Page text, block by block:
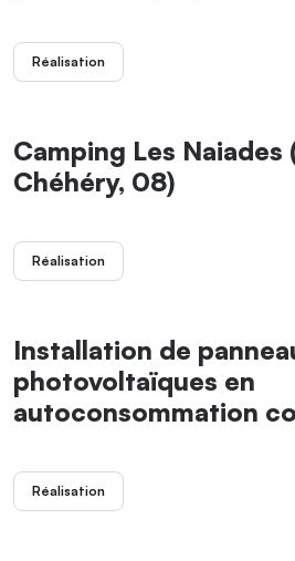
Réalisation
Camping Les Naiades
Chéhéry, 08)
Réalisation
Installation de
photovoltaïques en
autoconsommation
Réalisation